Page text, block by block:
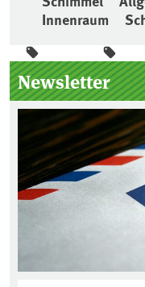
Innenraum
Seitenleiste
Newsletter